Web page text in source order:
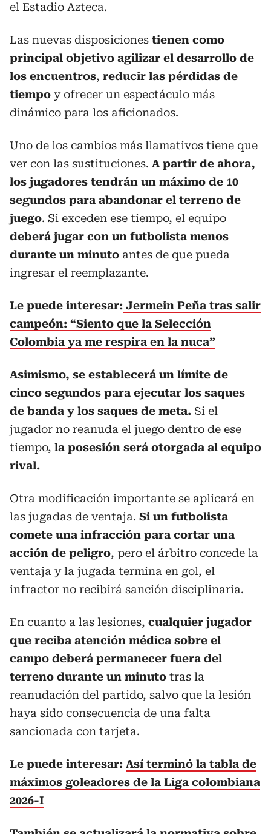
el Estadio Azteca.
Las nuevas disposiciones tienen como
principal objetivo agilizar el desarrollo de
los encuentros, reducir las pérdidas de
tiempo y ofrecer un espectáculo más
dinámico para los aficionados.
Uno de los cambios más llamativos tiene que
ver con las sustituciones. A partir de ahora,
los jugadores tendrán un máximo de 10
segundos para abandonar el terreno de
juego. Si exceden ese tiempo, el equipo
deberá jugar con un futbolista menos
durante un minuto antes de que pueda
ingresar el reemplazante.
Le puede interesar: Jermein Peña tras salir
campeón: “Siento que la Selección
Colombia ya me respira en la nuca”
Asimismo, se establecerá un límite de
cinco segundos para ejecutar los saques
de banda y los saques de meta. Si el
jugador no reanuda el juego dentro de ese
tiempo, la posesión será otorgada al equipo
rival.
Otra modificación importante se aplicará en
las jugadas de ventaja. Si un futbolista
comete una infracción para cortar una
acción de peligro, pero el árbitro concede la
ventaja y la jugada termina en gol, el
infractor no recibirá sanción disciplinaria.
En cuanto a las lesiones, cualquier jugador
que reciba atención médica sobre el
campo deberá permanecer fuera del
terreno durante un minuto tras la
reanudación del partido, salvo que la lesión
haya sido consecuencia de una falta
sancionada con tarjeta.
Le puede interesar: Así terminó la tabla de
máximos goleadores de la Liga colombiana
2026-I